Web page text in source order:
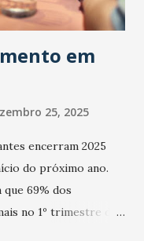
em
25, 2025
encerram 2025
do próximo ano.
69% dos
no 1º trimestre de